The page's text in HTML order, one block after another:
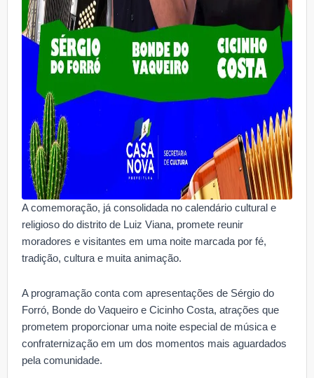
A comemoração, já consolidada no calendário cultural e
religioso do distrito de Luiz Viana, promete reunir
moradores e visitantes em uma noite marcada por fé,
tradição, cultura e muita animação.
A programação conta com apresentações de Sérgio do
Forró, Bonde do Vaqueiro e Cicinho Costa, atrações que
prometem proporcionar uma noite especial de música e
confraternização em um dos momentos mais aguardados
pela comunidade.